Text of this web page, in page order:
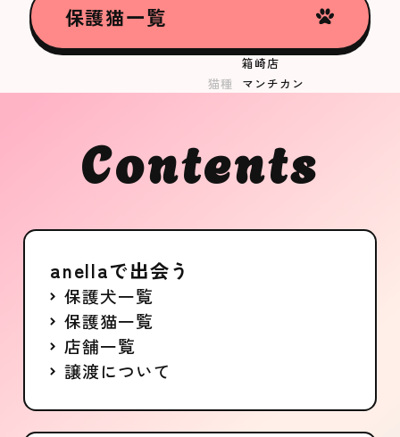
店舗 ANELLA CAFE
箱崎店
猫種
マンチカン
募集中
保護猫一覧
Contents
anellaで出会う
保護犬一覧
保護猫一覧
店舗一覧
譲渡について